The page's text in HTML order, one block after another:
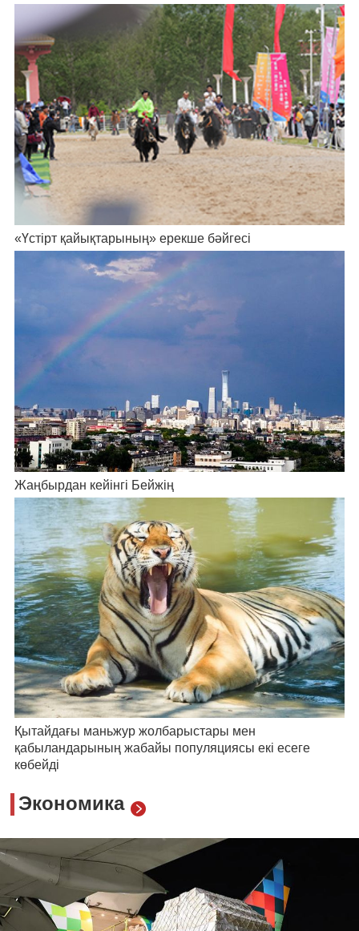
«Үстірт қайықтарының» ерекше бәйгесі
Жаңбырдан кейінгі Бейжің
Қытайдағы маньжур жолбарыстары мен
қабыландарының жабайы популяциясы екі есеге
көбейді
Экономика